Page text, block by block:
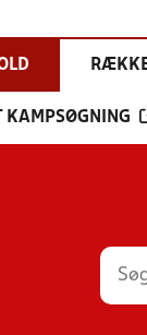
KAMPSØGNING